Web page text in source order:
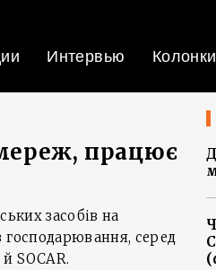
Интервью Колонки
працює
засобів на
господарювання, серед
SOCAR.